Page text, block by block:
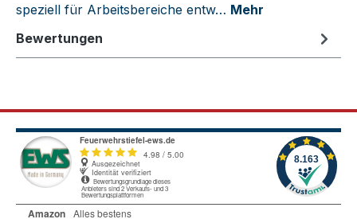
speziell für Arbeitsbereiche entw… Mehr
Bewertungen